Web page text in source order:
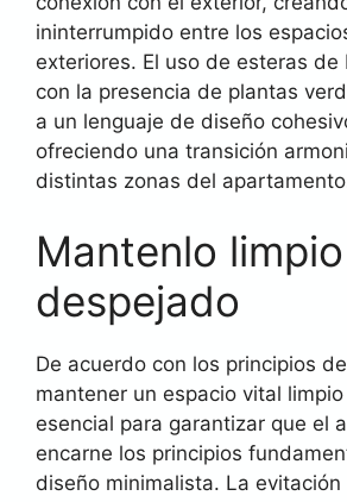
ininterrumpido entre los
exteriores. El uso de esteras
con la presencia de plantas
a un lenguaje de diseño
ofreciendo una transición
distintas zonas del
Mantenlo
despejado
De acuerdo con los principios
mantener un espacio vital
esencial para garantizar que el
encarne los principios
diseño minimalista. La